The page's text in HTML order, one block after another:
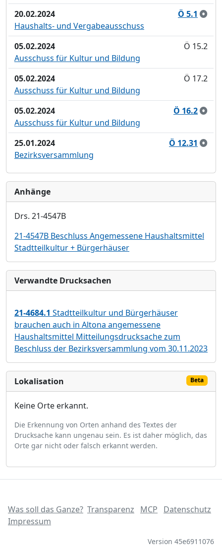
20.02.2024
Ö 5.1
Haushalts- und Vergabeausschuss
05.02.2024
Ö 15.2
Ausschuss für Kultur und Bildung
05.02.2024
Ö 17.2
Ausschuss für Kultur und Bildung
05.02.2024
Ö 16.2
Ausschuss für Kultur und Bildung
25.01.2024
Ö 12.31
Bezirksversammlung
Anhänge
Drs. 21-4547B
21-4547B Beschluss Angemessene Haushaltsmittel
Stadtteilkultur + Bürgerhäuser
Verwandte Drucksachen
21-4684.1 Stadtteilkultur und Bürgerhäuser
brauchen auch in Altona angemessene
Haushaltsmittel Mitteilungsdrucksache zum
Beschluss der Bezirksversammlung vom 30.11.2023
Lokalisation Beta
Keine Orte erkannt.
Die Erkennung von Orten anhand des Textes der
Drucksache kann ungenau sein. Es ist daher möglich, das
Orte gar nicht oder falsch erkannt werden.
Was soll das Ganze? Transparenz MCP
Datenschutz
Impressum
Version 45e6911076